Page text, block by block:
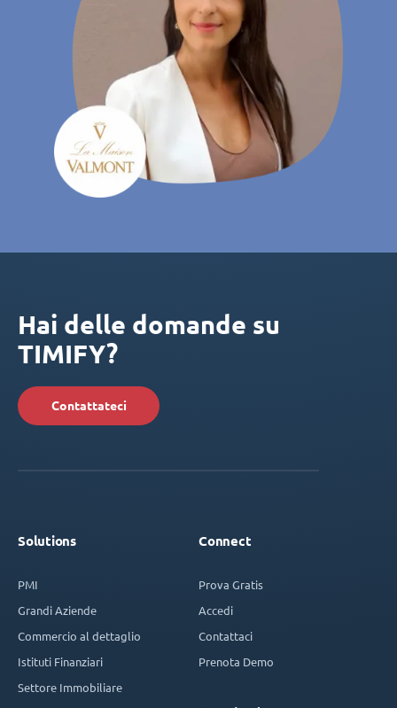
Hai delle domande su
TIMIFY?
Contattateci
Solutions
PMI
Grandi Aziende
Commercio al dettaglio
Istituti Finanziari
Settore Immobiliare
Connect
Prova Gratis
Accedi
Contattaci
Prenota Demo